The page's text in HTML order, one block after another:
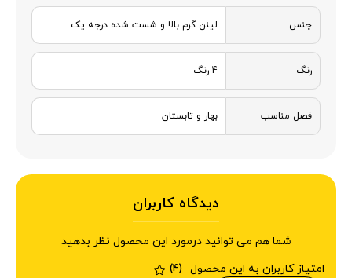
جنس لینن گرم بالا و شست شده درجه یک
رنگ 4 رنگ
فصل مناسب بهار و تابستان
دیدگاه کاربران
شما هم می توانید درمورد این محصول نظر بدهید
امتیاز کاربران به این محصول
(4)